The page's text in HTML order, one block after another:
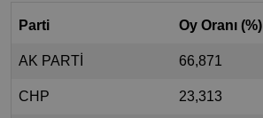
Parti Oy Oranı (%)
AK PARTİ 66,871
CHP 23,313